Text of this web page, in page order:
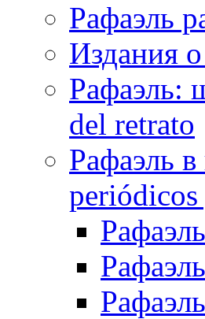
Рафаэль
Издания
Рафаэль:
del retrato
Рафаэль